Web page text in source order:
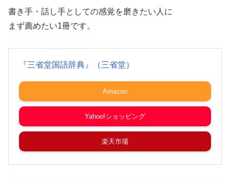
書き手・話し手としての感覚を磨きたい人に
まず薦めたい1冊です。
『三省堂国語辞典』（三省堂）
Amazon
Yahoo!ショッピング
楽天市場